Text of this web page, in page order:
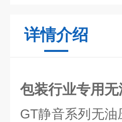
详情介绍
包装行业专用
GT静音系列无